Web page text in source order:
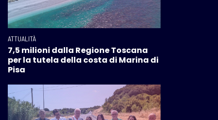
ATTUALITÀ
7,5 milioni dalla Regione Toscana
per la tutela della costa di Marina di
Pisa